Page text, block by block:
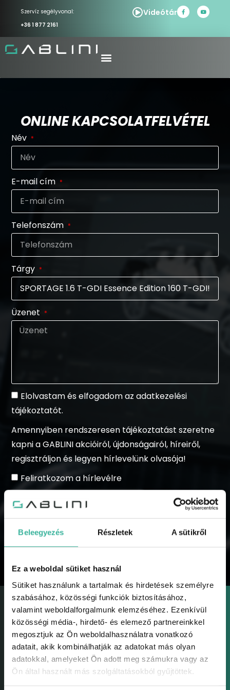
Beleegyezés Részletek A sütikről
Ez a weboldal sütiket használ
Sütiket használunk a tartalmak és hirdetések személyre
szabásához, közösségi funkciók biztosításához,
valamint weboldalforgalmunk elemzéséhez. Ezenkívül
közösségi média-, hirdető- és elemező partnereinkkel
megosztjuk az Ön weboldalhasználatra vonatkozó
adatait, akik kombinálhatják az adatokat más olyan
adatokkal, amelyeket Ön adott meg számukra vagy az
Ön által használt más szolgáltatásokból gyűjtöttek.
Szervíz segélyvonal:
+36 1 877 2161
Videótár
ONLINE KAPCSOLATFELVÉTEL
Név
E-mail cím
Telefonszám
Tárgy
Üzenet
Elolvastam és elfogadom az adatkezelési
tájékoztatót.
Amennyiben rendszeresen tájékoztatást szeretne
kapni a GABLINI akcióiról, újdonságairól, híreiről,
regisztráljon és legyen hírlevelünk olvasója!
Feliratkozom a hírlevélre
KÜLDÉS
GABLINI
Gablini
Környezetvédelem